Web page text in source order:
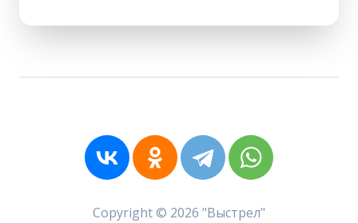
Copyright © 2026 "Выстрел"